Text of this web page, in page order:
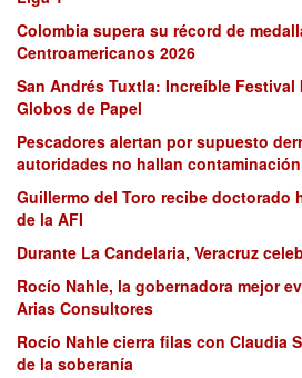
Colombia supera su récord de
Centroamericanos 2026
San Andrés Tuxtla: Increíble
Globos de Papel
Pescadores alertan por supuesto
autoridades no hallan contaminación
Guillermo del Toro recibe doctorado
de la AFI
Durante La Candelaria, Veracruz
Rocío Nahle, la gobernadora mejor
Arias Consultores
Rocío Nahle cierra filas con Claudia
de la soberanía